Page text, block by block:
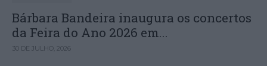
Bárbara Bandeira inaugura os concertos
da Feira do Ano 2026 em...
30 DE JULHO, 2026